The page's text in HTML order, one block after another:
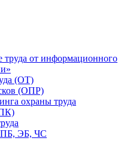
труда от информационного
(ОТ)
(ОПР)
охраны труда
ПБ, ЭБ, ЧС